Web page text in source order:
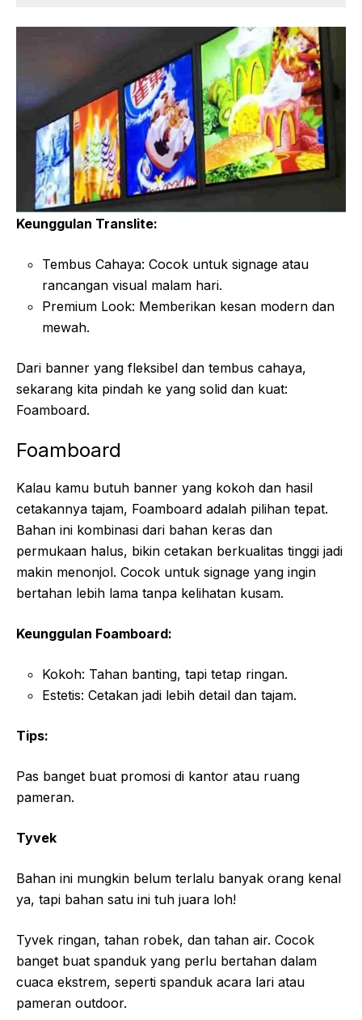
Keunggulan Translite:
Tembus Cahaya: Cocok untuk signage atau
rancangan visual malam hari.
Premium Look: Memberikan kesan modern dan
mewah.
Dari banner yang fleksibel dan tembus cahaya,
sekarang kita pindah ke yang solid dan kuat:
Foamboard.
Foamboard
Kalau kamu butuh banner yang kokoh dan hasil
cetakannya tajam, Foamboard adalah pilihan tepat.
Bahan ini kombinasi dari bahan keras dan
permukaan halus, bikin cetakan berkualitas tinggi jadi
makin menonjol. Cocok untuk signage yang ingin
bertahan lebih lama tanpa kelihatan kusam.
Keunggulan Foamboard:
Kokoh: Tahan banting, tapi tetap ringan.
Estetis: Cetakan jadi lebih detail dan tajam.
Tips:
Pas banget buat promosi di kantor atau ruang
pameran.
Tyvek
Bahan ini mungkin belum terlalu banyak orang kenal
ya, tapi bahan satu ini tuh juara loh!
Tyvek ringan, tahan robek, dan tahan air. Cocok
banget buat spanduk yang perlu bertahan dalam
cuaca ekstrem, seperti spanduk acara lari atau
pameran outdoor.